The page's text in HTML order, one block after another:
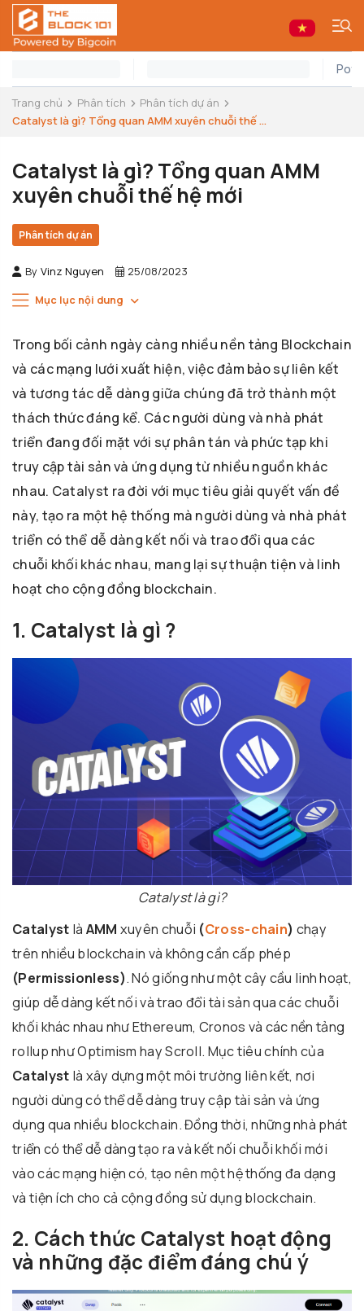
Trang chủ Phân tích
Phân tích dự án
Catalyst là gì? Tổng quan AMM xuyên chuỗi thế ...
Catalyst là gì? Tổng quan AMM
xuyên chuỗi thế hệ mới
Phân tích dự án
By Vinz Nguyen 25/08/2023
Mục lục nội dung
Trong bối cảnh ngày càng nhiều nền tảng Blockchain
và các mạng lưới xuất hiện, việc đảm bảo sự liên kết
và tương tác dễ dàng giữa chúng đã trở thành một
thách thức đáng kể. Các người dùng và nhà phát
triển đang đối mặt với sự phân tán và phức tạp khi
truy cập tài sản và ứng dụng từ nhiều nguồn khác
nhau. Catalyst ra đời với mục tiêu giải quyết vấn đề
này, tạo ra một hệ thống mà người dùng và nhà phát
triển có thể dễ dàng kết nối và trao đổi qua các
chuỗi khối khác nhau, mang lại sự thuận tiện và linh
hoạt cho cộng đồng blockchain.
1. Catalyst là gì ?
Catalyst là gì?
Catalyst là AMM xuyên chuỗi (Cross-chain) chạy
trên nhiều blockchain và không cần cấp phép
(Permissionless). Nó giống như một cây cầu linh hoạt,
giúp dễ dàng kết nối và trao đổi tài sản qua các chuỗi
khối khác nhau như Ethereum, Cronos và các nền tảng
rollup như Optimism hay Scroll. Mục tiêu chính của
Catalyst là xây dựng một môi trường liên kết, nơi
người dùng có thể dễ dàng truy cập tài sản và ứng
dụng qua nhiều blockchain. Đồng thời, những nhà phát
triển có thể dễ dàng tạo ra và kết nối chuỗi khối mới
vào các mạng hiện có, tạo nên một hệ thống đa dạng
và tiện ích cho cả cộng đồng sử dụng blockchain.
2. Cách thức Catalyst hoạt động
và những đặc điểm đáng chú ý